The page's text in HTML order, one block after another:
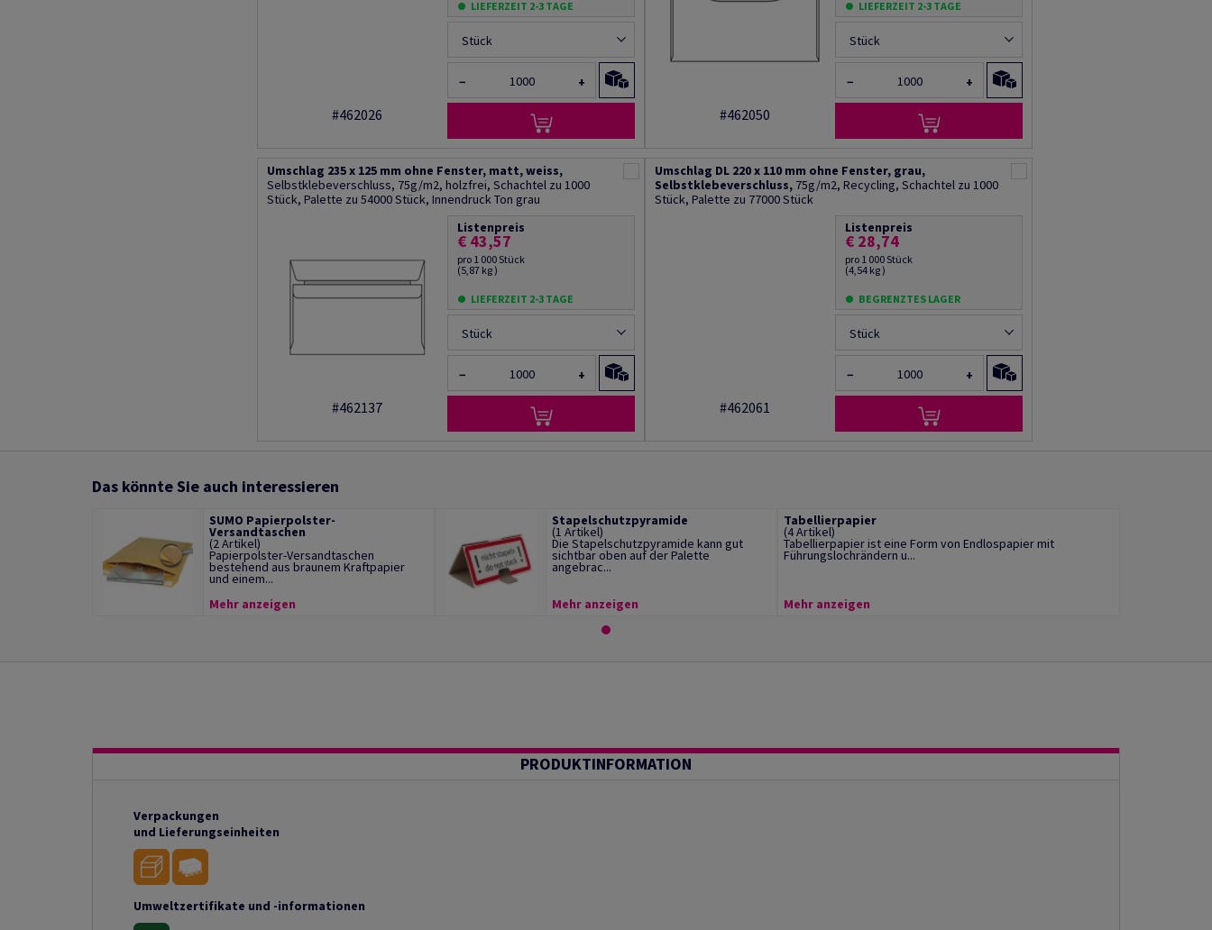
#462026
LIEFERZEIT 2-3 TAGE
Stück
− +
#462050
LIEFERZEIT 2-3 TAGE
Stück
− +
Umschlag 235 x 125 mm ohne Fenster, matt, weiss,
Selbstklebeverschluss, 75g/m2, holzfrei, Schachtel zu 1000
Stück, Palette zu 54000 Stück, Innendruck Ton grau
#462137
Listenpreis
€ 43,57
pro 1 000 Stück
(5,87 kg )
LIEFERZEIT 2-3 TAGE
Stück
− +
Umschlag DL 220 x 110 mm ohne Fenster, grau,
Selbstklebeverschluss, 75g/m2, Recycling, Schachtel zu 1000
Stück, Palette zu 77000 Stück
#462061
Listenpreis
€ 28,74
pro 1 000 Stück
(4,54 kg )
BEGRENZTES LAGER
Stück
− +
Das könnte Sie auch interessieren
SUMO Papierpolster-
Versandtaschen
(2 Artikel)
Papierpolster-Versandtaschen
bestehend aus braunem Kraftpapier
und einem...
Mehr anzeigen
Stapelschutzpyramide
(1 Artikel)
Die Stapelschutzpyramide kann gut
sichtbar oben auf der Palette
angebrac...
Mehr anzeigen
Tabellierpapier
(4 Artikel)
Tabellierpapier ist eine Form von Endlospapier mit
Führungslochrändern u...
Mehr anzeigen
PRODUKTINFORMATION
Verpackungen
und Lieferungseinheiten
Umweltzertifikate und -informationen